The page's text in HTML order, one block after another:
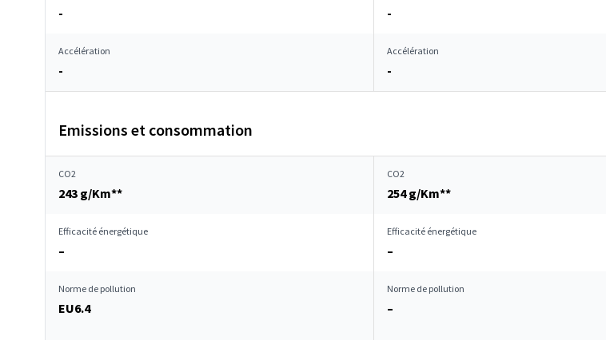
- -
Accélération
-
Accélération
-
Emissions et consommation
CO2
243 g/Km**
CO2
254 g/Km**
Efficacité énergétique
–
Efficacité énergétique
–
Norme de pollution
EU6.4
Norme de pollution
–